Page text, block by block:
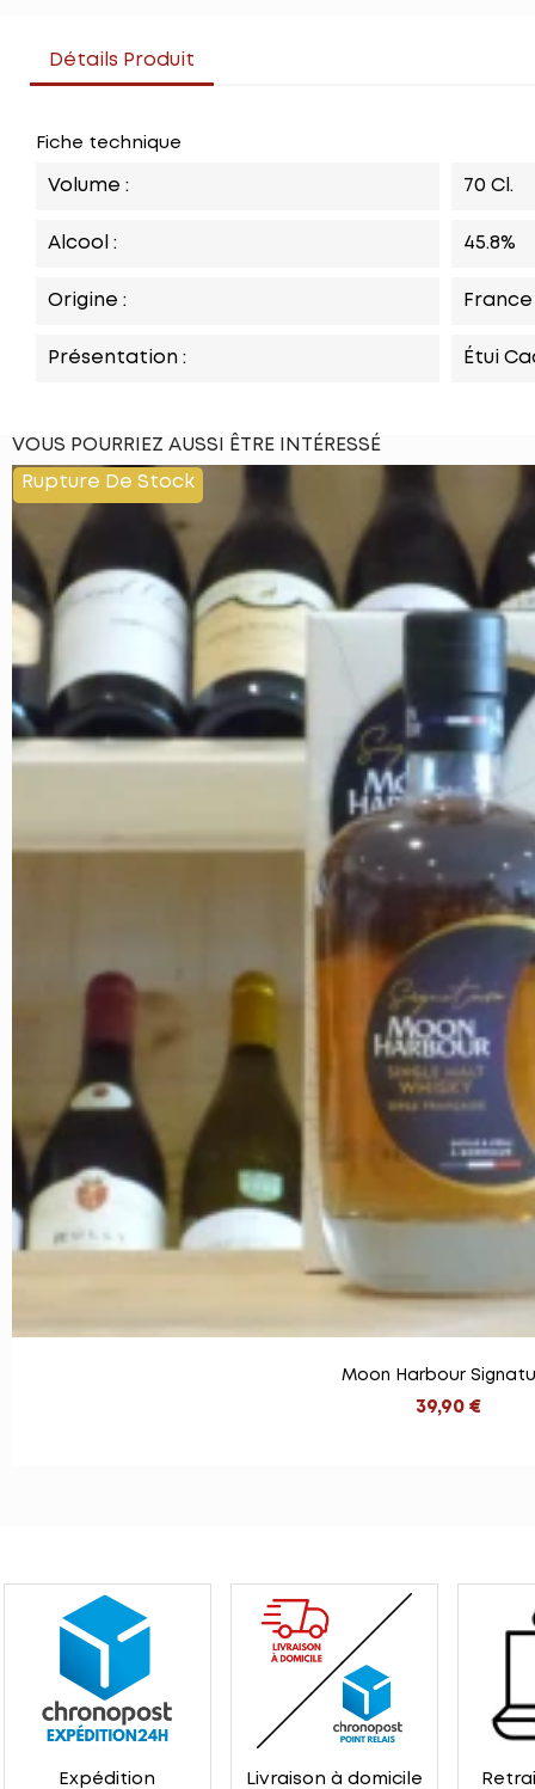
Détails Produit
Fiche technique
Volume : 70 Cl.
Alcool : 45.8%
Origine : France
Présentation : Étui
VOUS POURRIEZ AUSSI ÊTRE INTÉRESSÉ
Moon Harbour
39,90 €
Rupture De Stock
Expédition Livraison à domicile